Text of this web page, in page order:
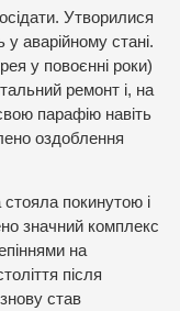
Утворилися
у аварійному стані.
у повоєнні роки)
ремонт і, на
парафію навіть
оздоблення
покинутою і
значний комплекс
на
після
став